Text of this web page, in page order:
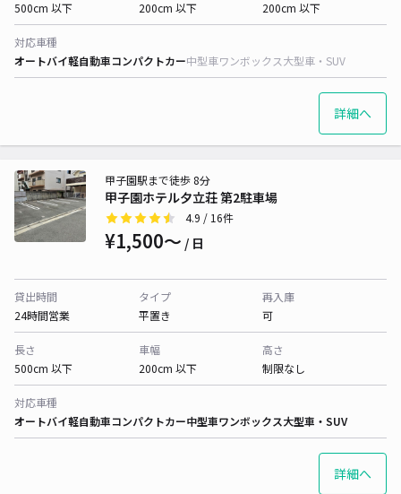
500cm 以下 200cm 以下 200cm 以下
対応車種
オートバイ軽自動車コンパクトカー中型車ワンボックス大型車・SUV
詳細へ
甲子園ホテル夕立荘 第2駐車場
甲子園駅まで徒歩 8分
4.9 / 16件
¥1,500〜 / 日
貸出時間
24時間営業
タイプ
平置き
再入庫
可
長さ
500cm 以下
車幅
200cm 以下
高さ
制限なし
対応車種
オートバイ軽自動車コンパクトカー中型車ワンボックス大型車・SUV
詳細へ